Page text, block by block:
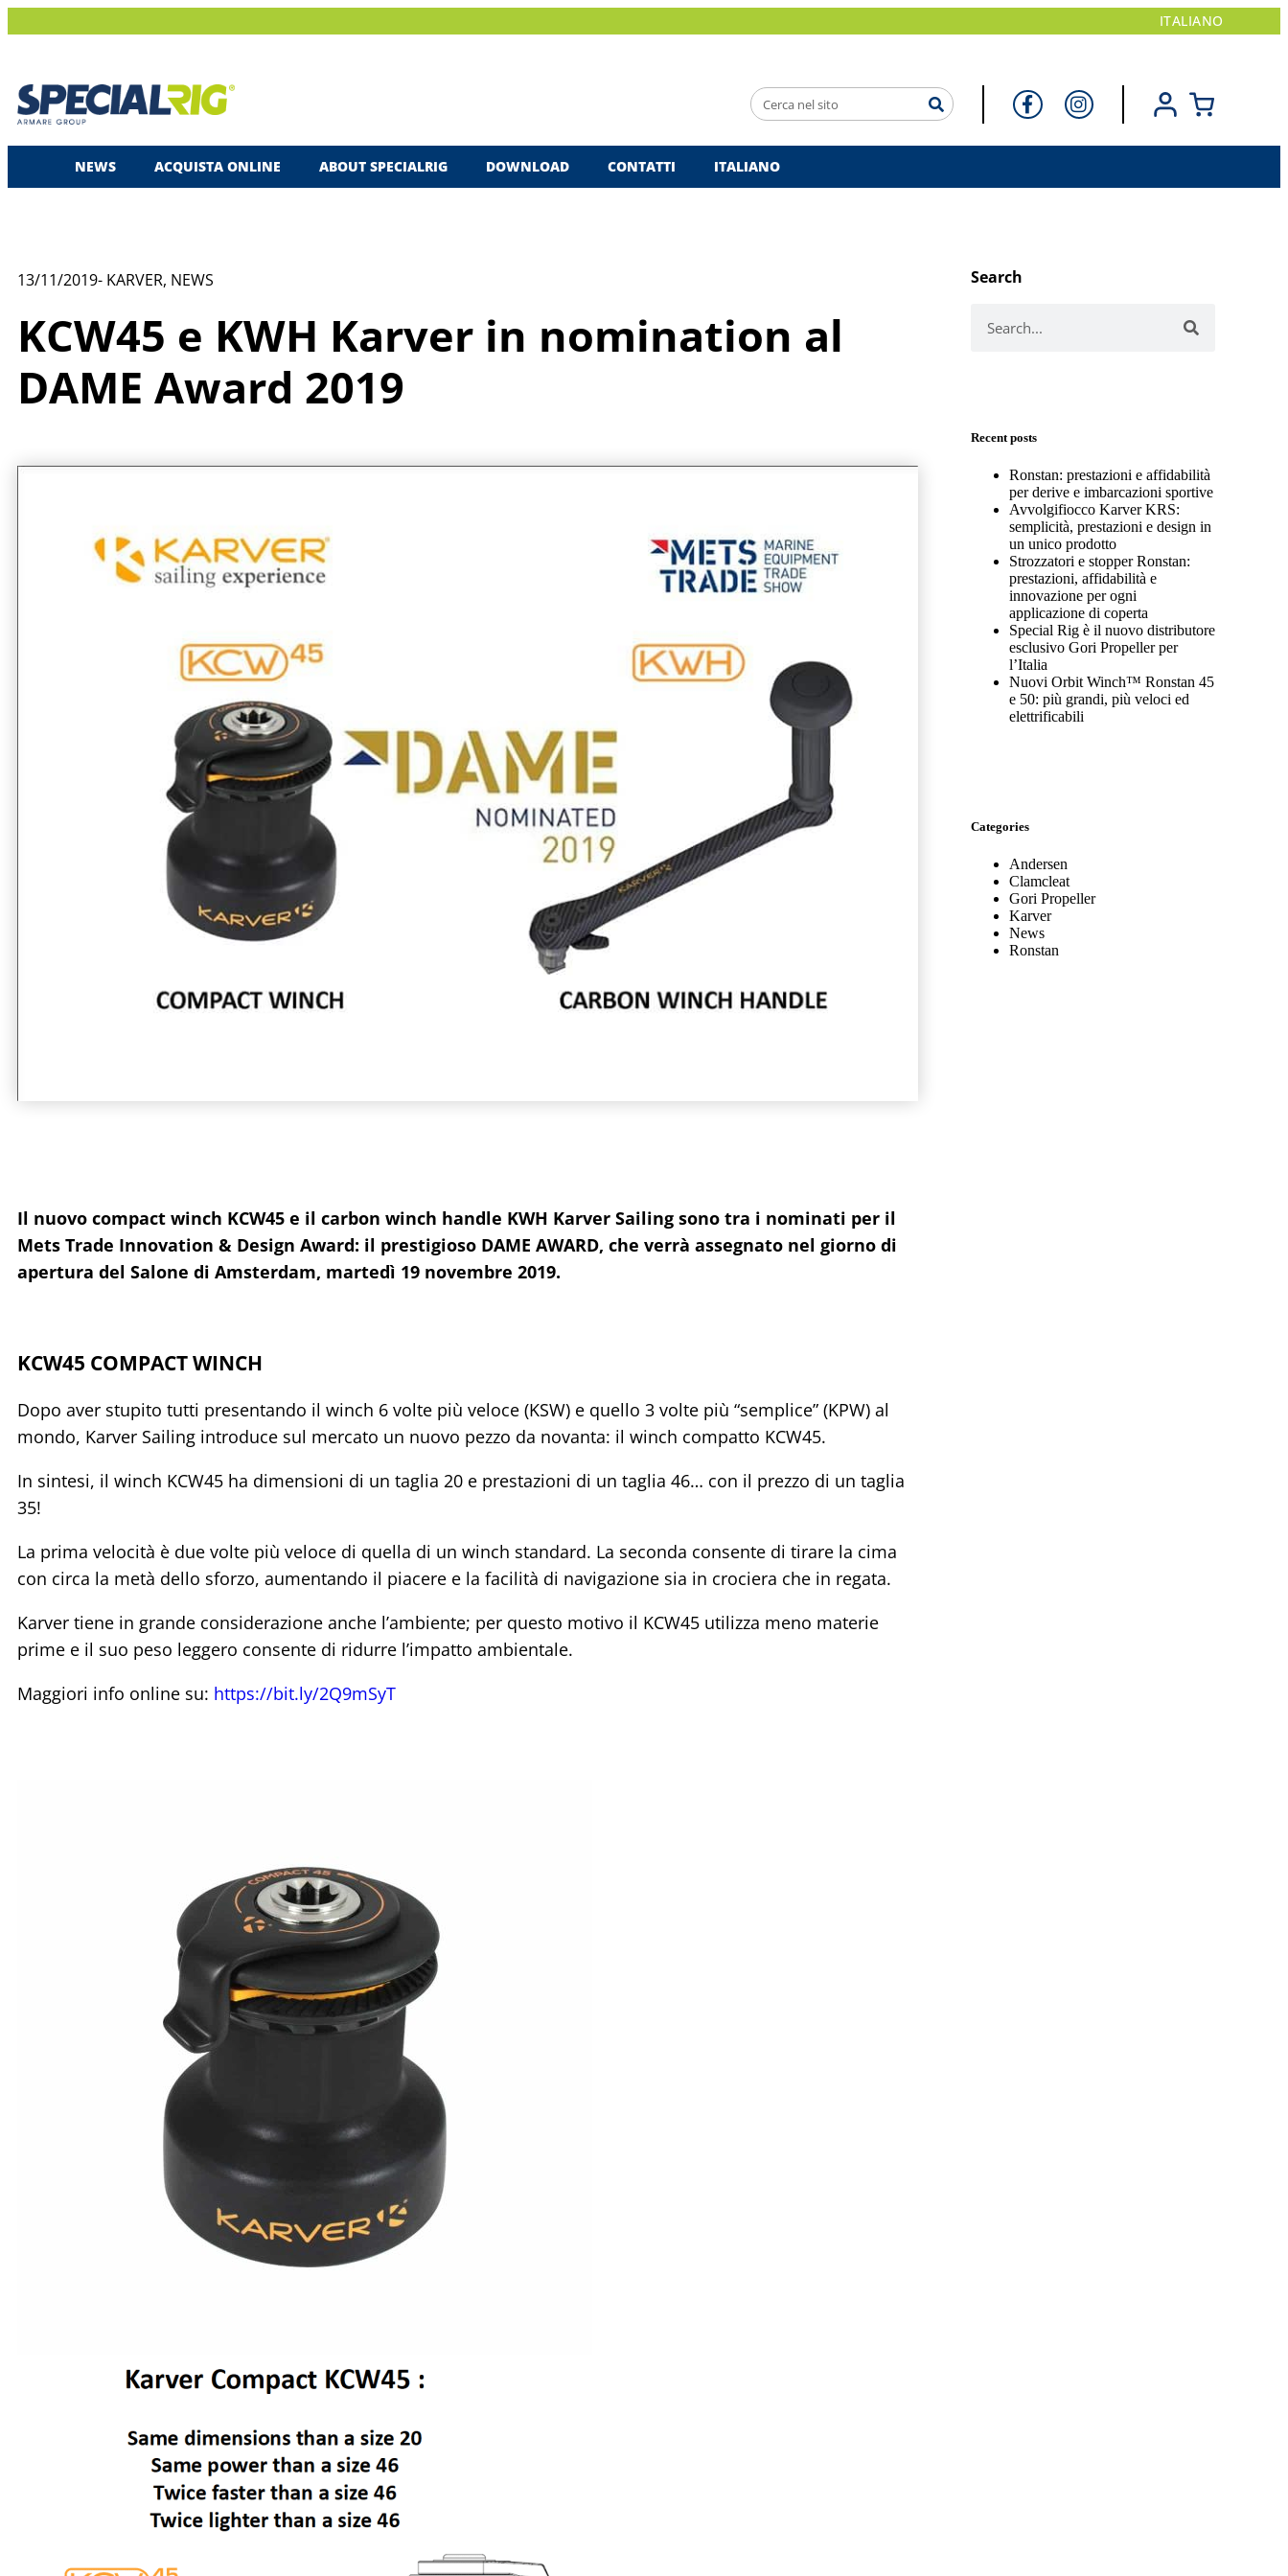
ITALIANO
NEWS ACQUISTA ONLINE ABOUT SPECIALRIG DOWNLOAD CONTATTI ITALIANO
13/11/2019- KARVER, NEWS
KCW45 e KWH Karver in nomination al
DAME Award 2019
Il nuovo compact winch KCW45 e il carbon winch handle KWH Karver Sailing sono tra i nominati per il
Mets Trade Innovation & Design Award: il prestigioso DAME AWARD, che verrà assegnato nel giorno di
apertura del Salone di Amsterdam, martedì 19 novembre 2019.
KCW45 COMPACT WINCH
Dopo aver stupito tutti presentando il winch 6 volte più veloce (KSW) e quello 3 volte più “semplice” (KPW) al
mondo, Karver Sailing introduce sul mercato un nuovo pezzo da novanta: il winch compatto KCW45.
In sintesi, il winch KCW45 ha dimensioni di un taglia 20 e prestazioni di un taglia 46… con il prezzo di un taglia
35!
La prima velocità è due volte più veloce di quella di un winch standard. La seconda consente di tirare la cima
con circa la metà dello sforzo, aumentando il piacere e la facilità di navigazione sia in crociera che in regata.
Karver tiene in grande considerazione anche l’ambiente; per questo motivo il KCW45 utilizza meno materie
prime e il suo peso leggero consente di ridurre l’impatto ambientale.
Maggiori info online su: https://bit.ly/2Q9mSyT
Search
Recent posts
Ronstan: prestazioni e affidabilità
per derive e imbarcazioni sportive
Avvolgifiocco Karver KRS:
semplicità, prestazioni e design in
un unico prodotto
Strozzatori e stopper Ronstan:
prestazioni, affidabilità e
innovazione per ogni
applicazione di coperta
Special Rig è il nuovo distributore
esclusivo Gori Propeller per
l’Italia
Nuovi Orbit Winch™ Ronstan 45
e 50: più grandi, più veloci ed
elettrificabili
Categories
Andersen
Clamcleat
Gori Propeller
Karver
News
Ronstan